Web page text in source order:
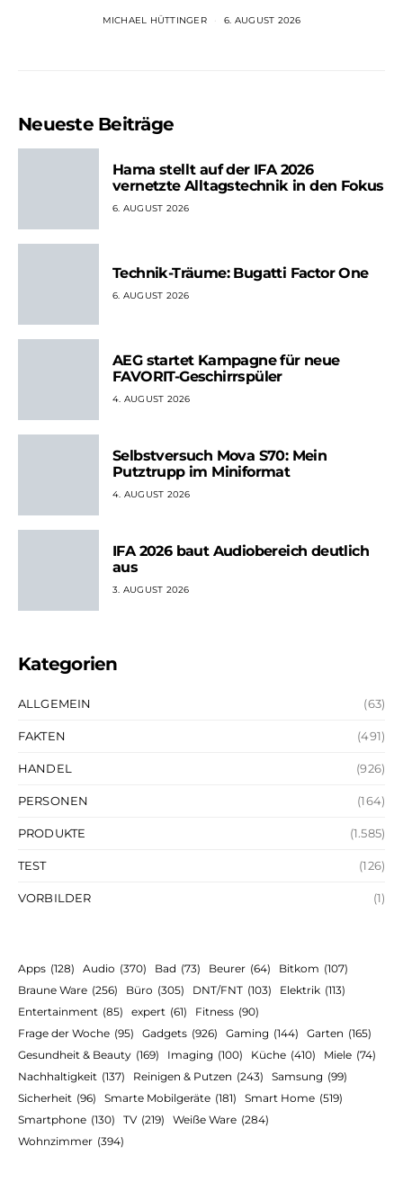
MICHAEL HÜTTINGER 6. AUGUST 2026
Neueste Beiträge
Hama stellt auf der IFA 2026
vernetzte Alltagstechnik in den Fokus
6. AUGUST 2026
Technik-Träume: Bugatti Factor One
6. AUGUST 2026
AEG startet Kampagne für neue
FAVORIT-Geschirrspüler
4. AUGUST 2026
Selbstversuch Mova S70: Mein
Putztrupp im Miniformat
4. AUGUST 2026
IFA 2026 baut Audiobereich deutlich
aus
3. AUGUST 2026
Kategorien
ALLGEMEIN (63)
FAKTEN (491)
HANDEL (926)
PERSONEN (164)
PRODUKTE (1.585)
TEST (126)
VORBILDER (1)
Apps (128) Audio (370) Bad (73) Beurer (64) Bitkom (107)
Braune Ware (256) Büro (305) DNT/FNT (103) Elektrik (113)
Entertainment (85) expert (61) Fitness (90)
Frage der Woche (95) Gadgets (926) Gaming (144) Garten (165)
Gesundheit & Beauty (169) Imaging (100) Küche (410) Miele (74)
Nachhaltigkeit (137) Reinigen & Putzen (243) Samsung (99)
Sicherheit (96) Smarte Mobilgeräte (181) Smart Home (519)
Smartphone (130) TV (219) Weiße Ware (284)
Wohnzimmer (394)